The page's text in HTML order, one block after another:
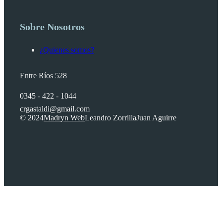
Sobre Nosotros
¿Quienes somos?
Entre Ríos 528
0345 - 422 - 1044
crgastaldi@gmail.com
© 2024Madryn WebLeandro ZorrillaJuan Aguirre